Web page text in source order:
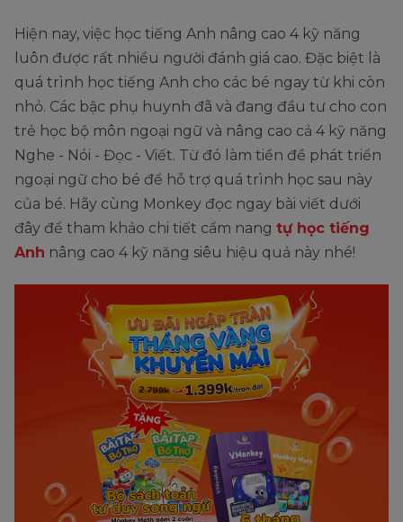
Hiện nay, việc học tiếng Anh nâng cao 4 kỹ năng
luôn được rất nhiều người đánh giá cao. Đặc biệt là
quá trình học tiếng Anh cho các bé ngay từ khi còn
nhỏ. Các bậc phụ huynh đã và đang đầu tư cho con
trẻ học bộ môn ngoại ngữ và nâng cao cả 4 kỹ năng
Nghe - Nói - Đọc - Viết. Từ đó làm tiền đề phát triển
ngoại ngữ cho bé để hỗ trợ quá trình học sau này
của bé. Hãy cùng Monkey đọc ngay bài viết dưới
đây để tham khảo chi tiết cẩm nang tự học tiếng
Anh nâng cao 4 kỹ năng siêu hiệu quả này nhé!